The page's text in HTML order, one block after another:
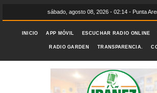
sábado, agosto 08, 2026 - 02:14 - Punta
INICIO APP MÓVIL ESCUCHAR RADIO ONLINE
RADIO GARDEN TRANSPARENCIA.